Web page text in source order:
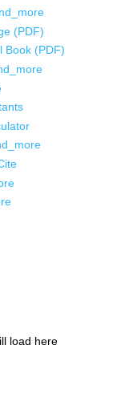
(PDF)
Book (PDF)
load here